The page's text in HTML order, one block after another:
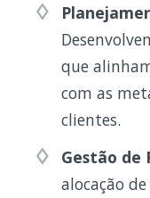
que
com as
clientes.
Gestão de
alocação